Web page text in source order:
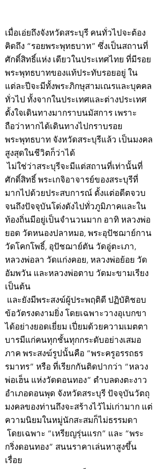
เมื่อเอ่ยถึงจังหวัดสระบุรี คนทั่วไปจะต้อง
คิดถึง “รอยพระพุทธบาท” ซึ่งเป็นสถานที่
ศักดิ์สิทธิ์แห่ง เดียวในประเทศไทย ที่มีรอย
พระพุทธบาทของแท้ประทับรอยอยู่ ใน
แต่ละปีจะมีทั้งพระภิกษุสามเณรและบุคคล
ทั่วไป ทั้งจากในประเทศและต่างประเทศ
ตั้งใจเดินทางมากราบนมัสการ เพราะ
ถือว่าหากได้เดินทางไปกราบรอย
พระพุทธบาท จังหวัดสระบุรีแล้ว เป็นมงคล
สูงสุดในชีวิตก็ว่าได้
ไม่ใช่ว่าสระบุรีจะมีแต่สถานที่เท่านั้นที่
ศักดิ์สิทธิ์ พระเกจิอาจารย์ของสระบุรีที่
มากไปด้วยประสบการณ์ ตั้งแต่อดีตจวบ
จนถึงปัจจุบันโด่งดังไปทั่วภูมิภาคและใน
ท้องถิ่นมีอยู่เป็นจำนวนมาก อาทิ หลวงพ่อ
ยอด วัดหนองปลาหมอ, พระอุปัชฌาย์กาน
วัดโคกโพธิ์, อุปัชฌาย์ตัน วัดอู่ตะเภา,
หลวงพ่อลา วัดแก่งคอย, หลวงพ่อย้อย วัด
อัมพวัน และหลวงพ่อตาบ วัดมะขามเรียง
เป็นต้น
และยังมีพระสงฆ์ผู้ประพฤติดี ปฏิบัติชอบ
ข้อวัตรงดงามยิ่ง โดยเฉพาะวางอุเบกขา
ได้อย่างยอดเยี่ยม เปี่ยมด้วยความเมตตา
บารมีแก่คนทุกชั้นทุกกระดับอย่างเสมอ
ภาค พระสงฆ์รูปนั้นคือ “พระครูอรรถธร
รมาทร” หรือ ที่เรียกกันติดปากว่า “หลวง
พ่อเฮ็น แห่งวัดดอนทอง” ตำบลดงตะงาว
อำเภอดอนพุด จังหวัดสระบุรี ปัจจุบันวัตถุ
มงคลของท่านถึงจะสร้างไว้ไม่เก่ามาก แต่
ความนิยมในหมู่นักสะสมก็ไม่ธรรมดา
โดยเฉพาะ “เหรียญรุ่นแรก” และ “พระ
กริ่งดอนทอง” สนนราคาเล่นหาสูงขึ้น
เรื่อย